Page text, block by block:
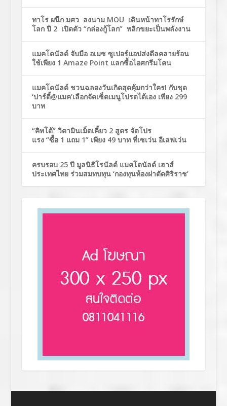
ทาโร ผนึก มศว ลงนาม MOU เดินหน้าทาโรรักษ์
โลก ปี 2 เปิดตัว “กล่องกู้โลก” พลิกขยะเป็นพลังงาน
แมคโดนัลด์ จับมือ อเมซ ซูเปอร์แอปส่งดีลคลายร้อน
ใช้เพียง 1 Amaze Point แลกซื้อไอศกรีมโคน
แมคโดนัลด์ ชวนฉลองวันเกิดสุดคุ้มกว่าใคร! กับชุด
‘ปาร์ตี้@แมค’เลือกจัดเซ็ตเมนูโปรดได้เอง เพียง 299
บาท
“คิทโด้” วิตามินเม็ดเคี้ยว 2 สูตร จัดโปร
แรง “ซื้อ 1 แถม 1” เพียง 49 บาท ที่เซเว่น อีเลฟเว่น
ครบรอบ 25 ปี มูลนิธิโรนัลด์ แมคโดนัลด์ เฮาส์
ประเทศไทย ร่วมสมทบทุน ‘กองทุนห้องผ่าตัดศิริราช’